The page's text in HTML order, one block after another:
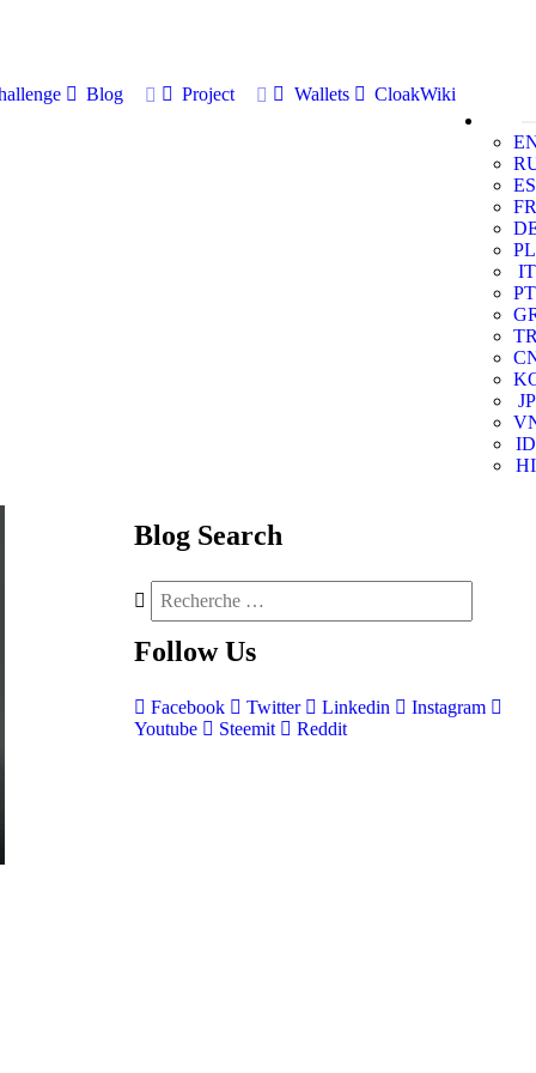
Blog Project Wallets
CloakWiki
ES
FR
PL
IT
PT
JP
ID
HI
Blog Search
Follow Us
Facebook Twitter Linkedin
Instagram
Youtube
Steemit Reddit